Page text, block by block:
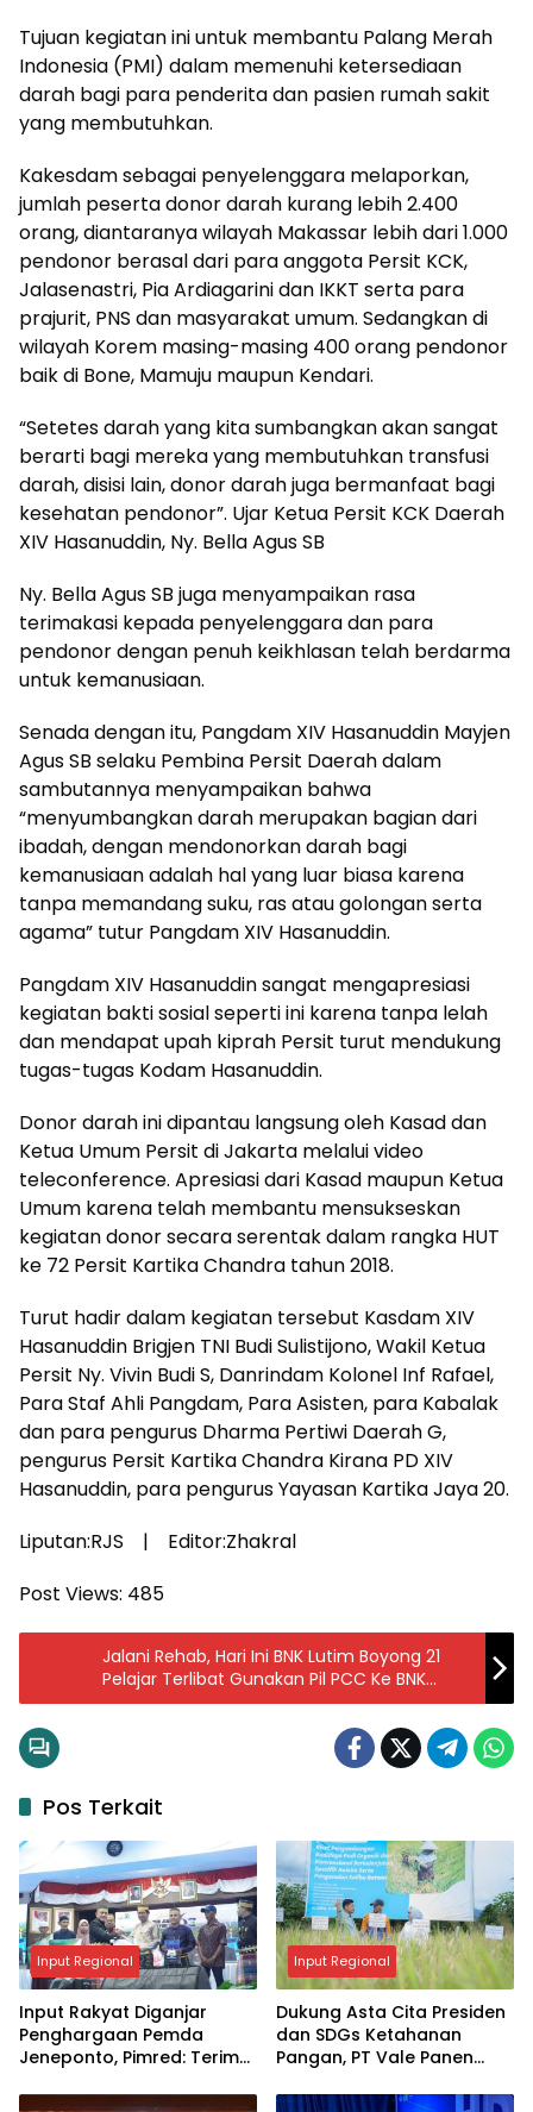
Tujuan kegiatan ini untuk membantu Palang Merah
Indonesia (PMI) dalam memenuhi ketersediaan
darah bagi para penderita dan pasien rumah sakit
yang membutuhkan.
Kakesdam sebagai penyelenggara melaporkan,
jumlah peserta donor darah kurang lebih 2.400
orang, diantaranya wilayah Makassar lebih dari 1.000
pendonor berasal dari para anggota Persit KCK,
Jalasenastri, Pia Ardiagarini dan IKKT serta para
prajurit, PNS dan masyarakat umum. Sedangkan di
wilayah Korem masing-masing 400 orang pendonor
baik di Bone, Mamuju maupun Kendari.
“Setetes darah yang kita sumbangkan akan sangat
berarti bagi mereka yang membutuhkan transfusi
darah, disisi lain, donor darah juga bermanfaat bagi
kesehatan pendonor”. Ujar Ketua Persit KCK Daerah
XIV Hasanuddin, Ny. Bella Agus SB
Ny. Bella Agus SB juga menyampaikan rasa
terimakasi kepada penyelenggara dan para
pendonor dengan penuh keikhlasan telah berdarma
untuk kemanusiaan.
Senada dengan itu, Pangdam XIV Hasanuddin Mayjen
Agus SB selaku Pembina Persit Daerah dalam
sambutannya menyampaikan bahwa
“menyumbangkan darah merupakan bagian dari
ibadah, dengan mendonorkan darah bagi
kemanusiaan adalah hal yang luar biasa karena
tanpa memandang suku, ras atau golongan serta
agama” tutur Pangdam XIV Hasanuddin.
Pangdam XIV Hasanuddin sangat mengapresiasi
kegiatan bakti sosial seperti ini karena tanpa lelah
dan mendapat upah kiprah Persit turut mendukung
tugas-tugas Kodam Hasanuddin.
Donor darah ini dipantau langsung oleh Kasad dan
Ketua Umum Persit di Jakarta melalui video
teleconference. Apresiasi dari Kasad maupun Ketua
Umum karena telah membantu mensukseskan
kegiatan donor secara serentak dalam rangka HUT
ke 72 Persit Kartika Chandra tahun 2018.
Turut hadir dalam kegiatan tersebut Kasdam XIV
Hasanuddin Brigjen TNI Budi Sulistijono, Wakil Ketua
Persit Ny. Vivin Budi S, Danrindam Kolonel Inf Rafael,
Para Staf Ahli Pangdam, Para Asisten, para Kabalak
dan para pengurus Dharma Pertiwi Daerah G,
pengurus Persit Kartika Chandra Kirana PD XIV
Hasanuddin, para pengurus Yayasan Kartika Jaya 20.
Liputan:RJS | Editor:Zhakral
Post Views: 485
Jalani Rehab, Hari Ini BNK Lutim Boyong 21
Pelajar Terlibat Gunakan Pil PCC Ke BNK
Palopo
Pos Terkait
Input Regional
Input Rakyat Diganjar
Penghargaan Pemda
Jeneponto, Pimred: Terima
Input Regional
Dukung Asta Cita Presiden
dan SDGs Ketahanan
Pangan, PT Vale Panen
Berkelanjutan di Kolaka